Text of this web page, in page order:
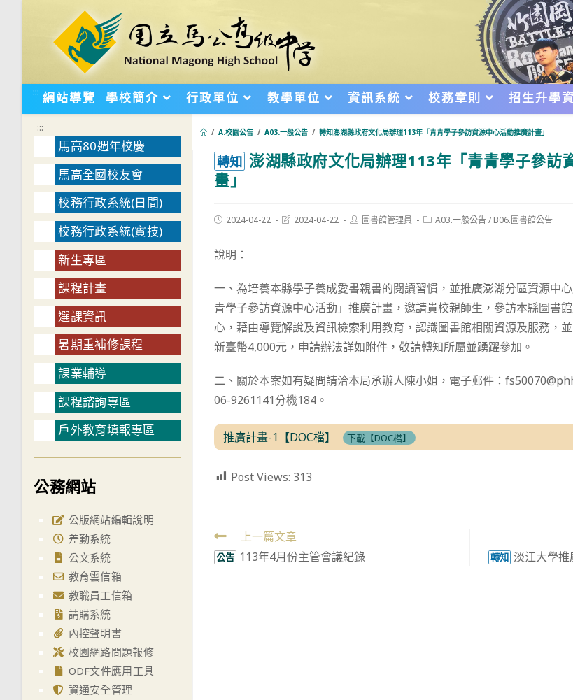
::: 網站導覽 學校簡介 行政單位 教學單位 資訊系統 校務章則 招生升學
/ A.校園公告 / A03.一般公告 / 轉知澎湖縣政府文化局辦理113年「青青學子參訪資源中心活動推廣計畫」
轉知 澎湖縣政府文化局辦理113年「青青學子參訪
畫」
Post2024-04-22
Post2024-04-22
Post圖書館管理員
PostA03.一般公告/ B06.圖書館公告
說明：
一、為培養本縣學子養成愛書親書的閱讀習慣，並推廣澎湖分區資源中
青學子參訪資源中心活動」推廣計畫，邀請貴校親師生，參訪本縣圖書
心，藉由導覽解說及資訊檢索利用教育，認識圖書館相關資源及服務，
新臺幣4,000元，申請辦法詳如附件，敬請轉知所屬並踴躍參加。
二、關於本案如有疑問請洽本局承辦人陳小姐，電子郵件：
06-9261141分機184。
推廣計畫-1【DOC檔】 下載【DOC檔】
Post Views: 313
Read
more
上一篇文章
公告 113年4月份主管會議紀錄 轉知 淡江大學
:::
馬高80週年校慶
馬高全國校友會
校務行政系統(日間)
校務行政系統(實技)
新生專區
課程計畫
選課資訊
暑期重補修課程
課業輔導
課程諮詢專區
戶外教育填報專區
公務網站
公版網站編輯說明
差勤系統
公文系統
教育雲信箱
教職員工信箱
請購系統
內控聲明書
校園網路問題報修
ODF文件應用工具
資通安全管理